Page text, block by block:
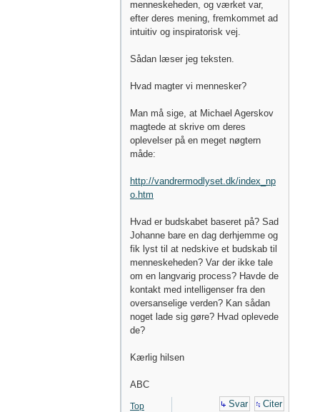
menneskeheden, og værket var,
efter deres mening, fremkommet ad
intuitiv og inspiratorisk vej.
Sådan læser jeg teksten.
Hvad magter vi mennesker?
Man må sige, at Michael Agerskov
magtede at skrive om deres
oplevelser på en meget nøgtern
måde:
http://vandrermodlyset.dk/index_np
o.htm
Hvad er budskabet baseret på? Sad
Johanne bare en dag derhjemme og
fik lyst til at nedskive et budskab til
menneskeheden? Var der ikke tale
om en langvarig process? Havde de
kontakt med intelligenser fra den
oversanselige verden? Kan sådan
noget lade sig gøre? Hvad oplevede
de?
Kærlig hilsen
ABC
Top Svar Citer